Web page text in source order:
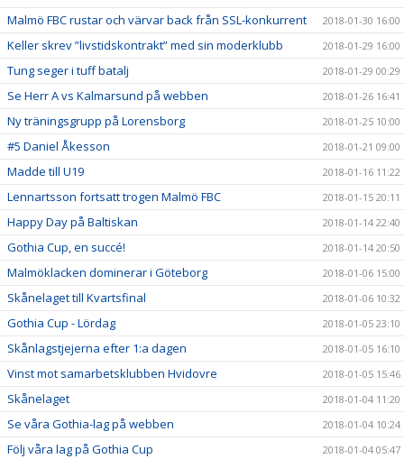
Malmö FBC rustar och värvar back från SSL-konkurrent 2018-01-30 16:00
Keller skrev ”livstidskontrakt” med sin moderklubb 2018-01-29 16:00
Tung seger i tuff batalj 2018-01-29 00:29
Se Herr A vs Kalmarsund på webben 2018-01-26 16:41
Ny träningsgrupp på Lorensborg 2018-01-25 10:00
#5 Daniel Åkesson 2018-01-21 09:00
Madde till U19 2018-01-16 11:22
Lennartsson fortsatt trogen Malmö FBC 2018-01-15 20:11
Happy Day på Baltiskan 2018-01-14 22:40
Gothia Cup, en succé! 2018-01-14 20:50
Malmöklacken dominerar i Göteborg 2018-01-06 15:00
Skånelaget till Kvartsfinal 2018-01-06 10:32
Gothia Cup - Lördag 2018-01-05 23:10
Skånlagstjejerna efter 1:a dagen 2018-01-05 16:10
Vinst mot samarbetsklubben Hvidovre 2018-01-05 15:46
Skånelaget 2018-01-04 11:20
Se våra Gothia-lag på webben 2018-01-04 10:24
Följ våra lag på Gothia Cup 2018-01-04 05:47